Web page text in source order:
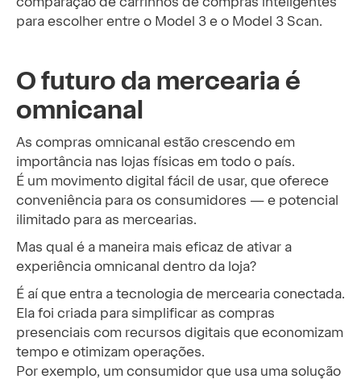
para escolher entre o Model 3 e o Model 3 Scan.
O futuro da mercearia é
omnicanal
As compras omnicanal estão crescendo em
importância nas lojas físicas em todo o país.
É um movimento digital fácil de usar, que oferece
conveniência para os consumidores — e potencial
ilimitado para as mercearias.
Mas qual é a maneira mais eficaz de ativar a
experiência omnicanal dentro da loja?
É aí que entra a tecnologia de mercearia conectada.
Ela foi criada para simplificar as compras
presenciais com recursos digitais que economizam
tempo e otimizam operações.
Por exemplo, um consumidor que usa uma solução